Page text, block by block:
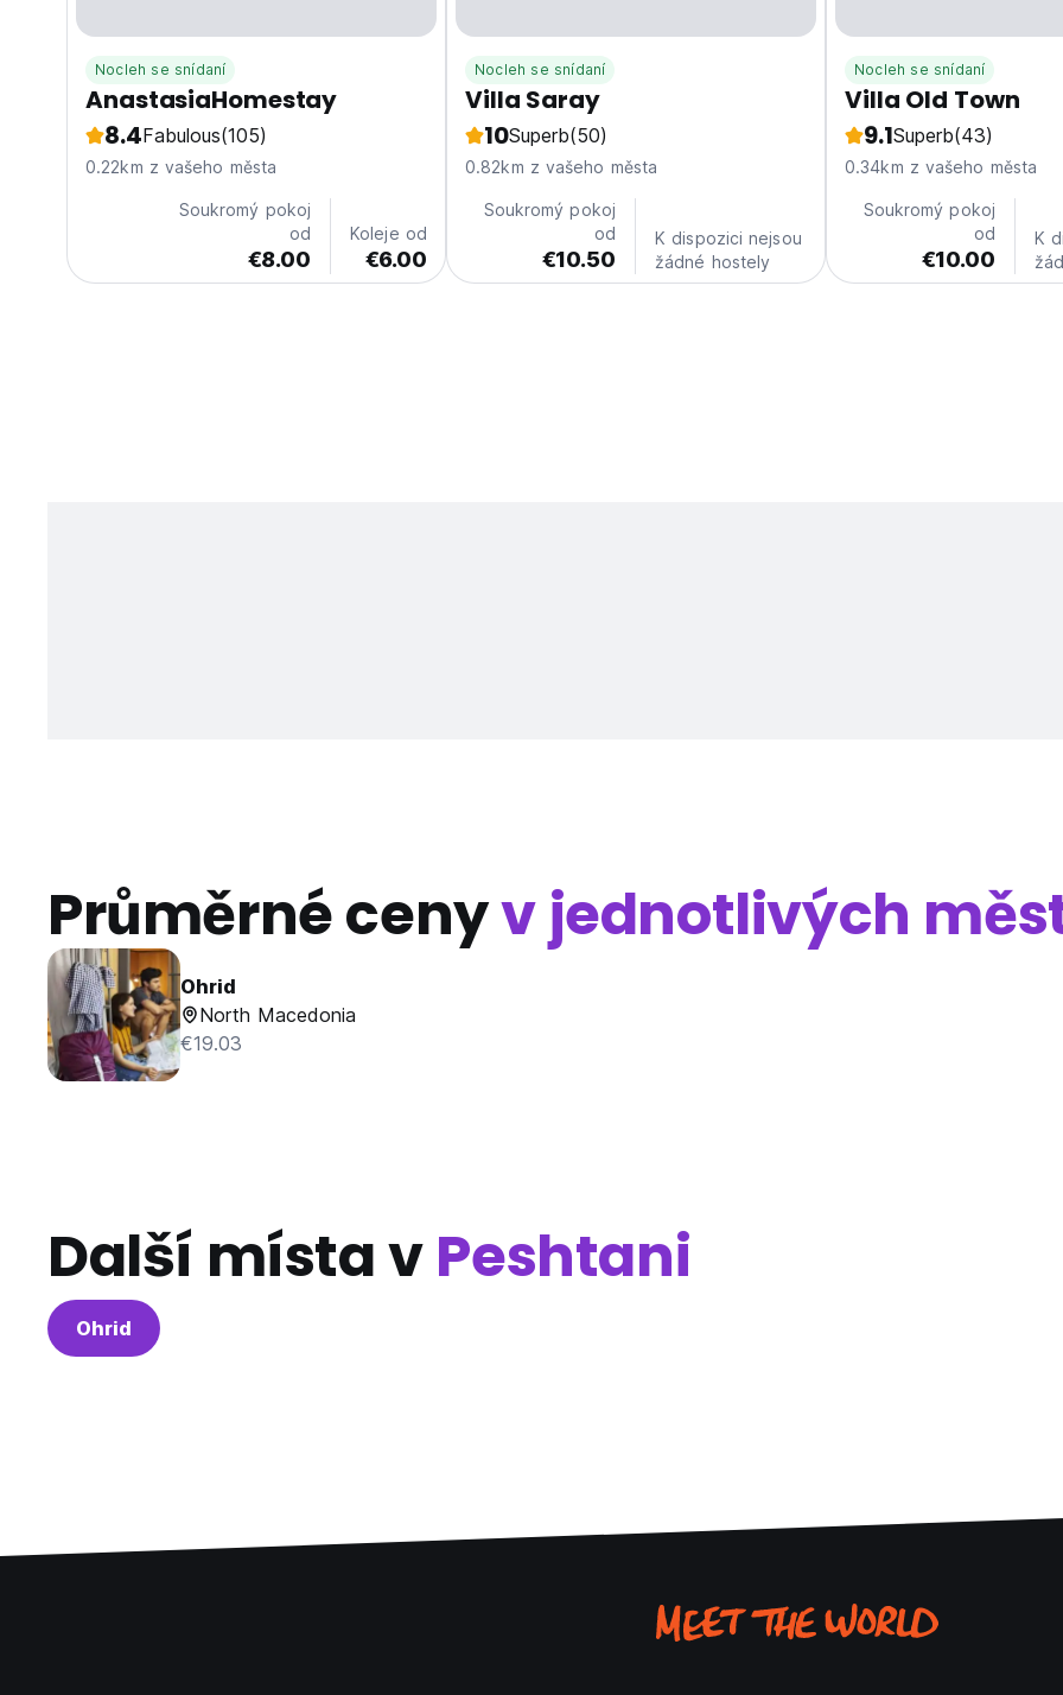
Nocleh se snídaní
AnastasiaHomestay
8.4Fabulous(105)
0.22km z vašeho města
Soukromý pokoj
od
€8.00
Koleje od
€6.00
Nocleh se snídaní
Villa Saray
10Superb(50)
0.82km z vašeho města
Soukromý pokoj
od
€10.50
K dispozici nejsou
žádné hostely
Nocleh se snídaní
Villa Old Town
9.1Superb(43)
0.34km z vašeho města
Soukromý pokoj
od
€10.00
K
Průměrné cenyv jednotlivých
Ohrid
North Macedonia
€19.03
Další místa vPeshtani
Ohrid